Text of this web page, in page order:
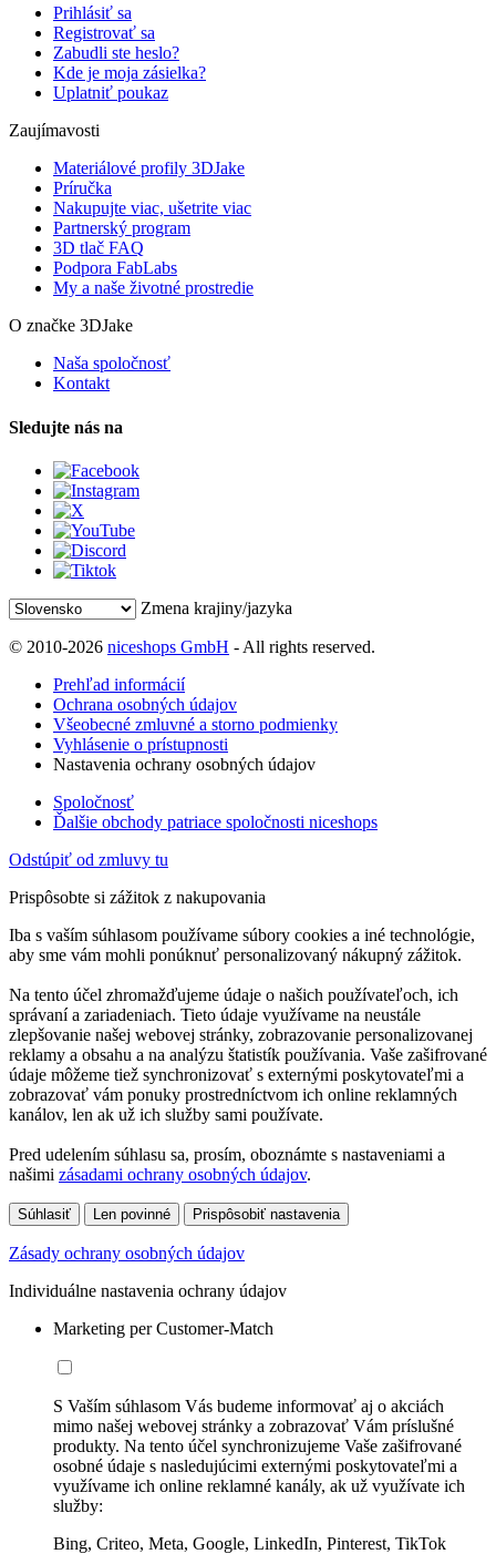
Prihlásiť sa
Registrovať sa
Zabudli ste heslo?
Kde je moja zásielka?
Uplatniť poukaz
Zaujímavosti
Materiálové profily 3DJake
Príručka
Nakupujte viac, ušetrite viac
Partnerský program
3D tlač FAQ
Podpora FabLabs
My a naše životné prostredie
O značke 3DJake
Naša spoločnosť
Kontakt
Sledujte nás na
Zmena krajiny/jazyka
© 2010-2026 niceshops GmbH - All rights reserved.
Prehľad informácií
Ochrana osobných údajov
Všeobecné zmluvné a storno podmienky
Vyhlásenie o prístupnosti
Nastavenia ochrany osobných údajov
Spoločnosť
Ďalšie obchody patriace spoločnosti niceshops
Odstúpiť od zmluvy tu
Prispôsobte si zážitok z nakupovania
Iba s vaším súhlasom používame súbory cookies a iné technológie,
aby sme vám mohli ponúknuť personalizovaný nákupný zážitok.
Na tento účel zhromažďujeme údaje o našich používateľoch, ich
správaní a zariadeniach. Tieto údaje využívame na neustále
zlepšovanie našej webovej stránky, zobrazovanie personalizovanej
reklamy a obsahu a na analýzu štatistík používania. Vaše zašifrované
údaje môžeme tiež synchronizovať s externými poskytovateľmi a
zobrazovať vám ponuky prostredníctvom ich online reklamných
kanálov, len ak už ich služby sami používate.
Pred udelením súhlasu sa, prosím, oboznámte s nastaveniami a
našimi zásadami ochrany osobných údajov.
Súhlasiť Len povinné Prispôsobiť nastavenia
Zásady ochrany osobných údajov
Individuálne nastavenia ochrany údajov
Marketing per Customer-Match
S Vaším súhlasom Vás budeme informovať aj o akciách
mimo našej webovej stránky a zobrazovať Vám príslušné
produkty. Na tento účel synchronizujeme Vaše zašifrované
osobné údaje s nasledujúcimi externými poskytovateľmi a
využívame ich online reklamné kanály, ak už využívate ich
služby:
Bing, Criteo, Meta, Google, LinkedIn, Pinterest, TikTok